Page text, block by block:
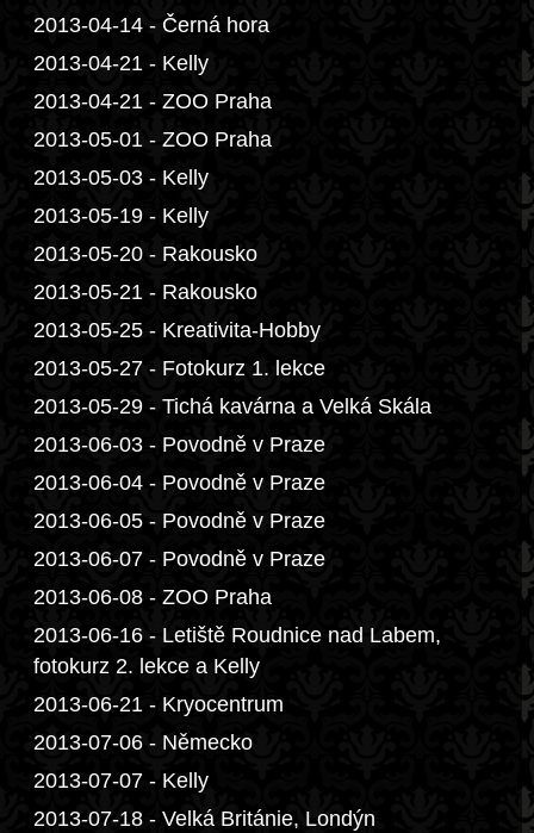
2013-04-14 - Černá hora
2013-04-21 - Kelly
2013-04-21 - ZOO Praha
2013-05-01 - ZOO Praha
2013-05-03 - Kelly
2013-05-19 - Kelly
2013-05-20 - Rakousko
2013-05-21 - Rakousko
2013-05-25 - Kreativita-Hobby
2013-05-27 - Fotokurz 1. lekce
2013-05-29 - Tichá kavárna a Velká Skála
2013-06-03 - Povodně v Praze
2013-06-04 - Povodně v Praze
2013-06-05 - Povodně v Praze
2013-06-07 - Povodně v Praze
2013-06-08 - ZOO Praha
2013-06-16 - Letiště Roudnice nad Labem,
fotokurz 2. lekce a Kelly
2013-06-21 - Kryocentrum
2013-07-06 - Německo
2013-07-07 - Kelly
2013-07-18 - Velká Británie, Londýn